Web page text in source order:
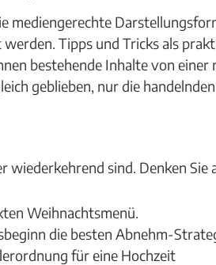
mediengerechte
Tipps und Tricks als
bestehende Inhalte von
geblieben, nur die
wiederkehrend sind. Denken Sie
Weihnachtsmenü.
die besten Abnehm-
für eine Hochzeit